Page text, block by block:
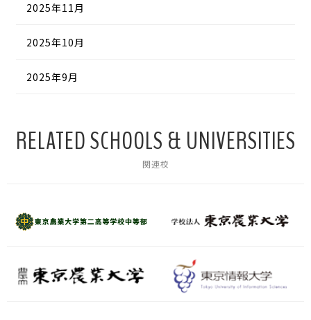
2025年11月
2025年10月
2025年9月
RELATED SCHOOLS & UNIVERSITIES
関連校